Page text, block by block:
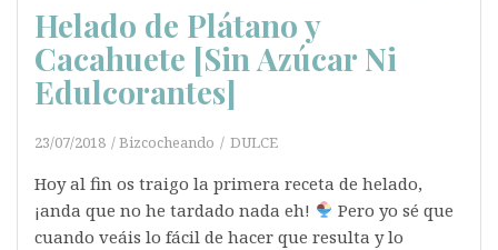
Helado de Plátano y
Cacahuete [Sin Azúcar Ni
Edulcorantes]
23/07/2018 Bizcocheando DULCE
Hoy al fin os traigo la primera receta de helado,
¡anda que no he tardado nada eh!
Pero yo sé que
cuando veáis lo fácil de hacer que resulta y lo